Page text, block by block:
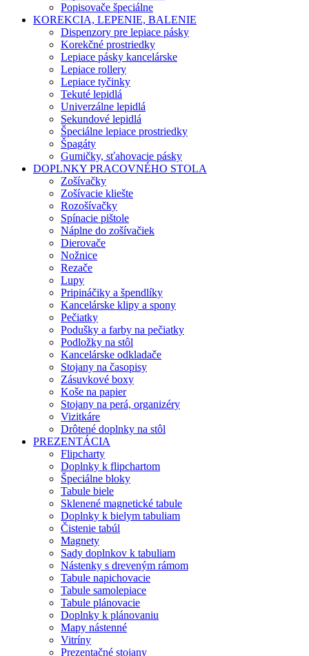
Popisovače špeciálne
KOREKCIA, LEPENIE, BALENIE
Dispenzory pre lepiace pásky
Korekčné prostriedky
Lepiace pásky kancelárske
Lepiace rollery
Lepiace tyčinky
Tekuté lepidlá
Univerzálne lepidlá
Sekundové lepidlá
Špeciálne lepiace prostriedky
Špagáty
Gumičky, sťahovacie pásky
DOPLNKY PRACOVNÉHO STOLA
Zošívačky
Zošívacie kliešte
Rozošívačky
Spínacie pištole
Náplne do zošívačiek
Dierovače
Nožnice
Rezače
Lupy
Pripináčiky a špendlíky
Kancelárske klipy a spony
Pečiatky
Podušky a farby na pečiatky
Podložky na stôl
Kancelárske odkladače
Stojany na časopisy
Zásuvkové boxy
Koše na papier
Stojany na perá, organizéry
Vizitkáre
Drôtené doplnky na stôl
PREZENTÁCIA
Flipcharty
Doplnky k flipchartom
Špeciálne bloky
Tabule biele
Sklenené magnetické tabule
Doplnky k bielym tabuliam
Čistenie tabúl
Magnety
Sady doplnkov k tabuliam
Nástenky s dreveným rámom
Tabule napichovacie
Tabule samolepiace
Tabule plánovacie
Doplnky k plánovaniu
Mapy nástenné
Vitríny
Prezentačné stojany